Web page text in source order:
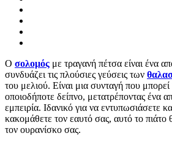
Ο σολομός με τραγανή πέτσα είναι ένα
συνδυάζει τις πλούσιες γεύσεις των
του μελιού. Είναι μια συνταγή που
οποιοδήποτε δείπνο, μετατρέποντας ένα
εμπειρία. Ιδανικό για να εντυπωσιάσετε
κακομάθετε τον εαυτό σας, αυτό το πιάτο
τον ουρανίσκο σας.